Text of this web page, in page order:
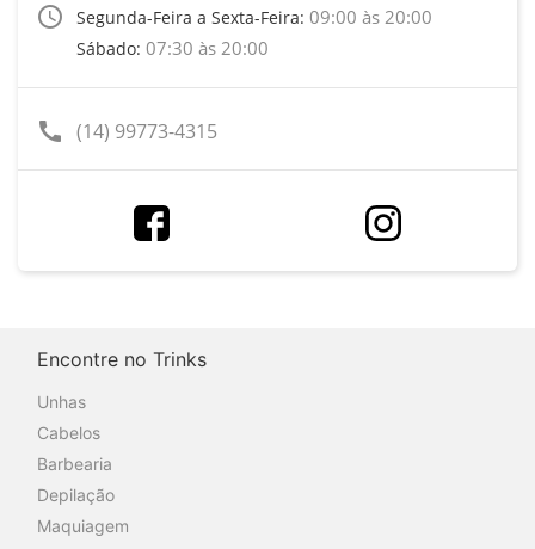
access_time Segunda-Feira a Sexta-Feira: 09:00 às 20:00
Sábado: 07:30 às 20:00
call (14) 99773-4315
Encontre no Trinks
Unhas
Cabelos
Barbearia
Depilação
Maquiagem